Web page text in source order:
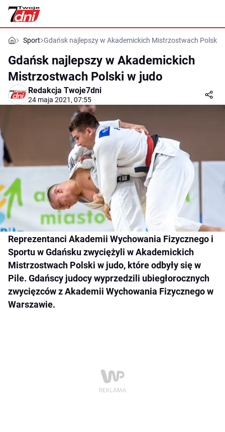
Sport Gdańsk najlepszy w Akademickich Mistrzostwach Polski
Gdańsk najlepszy w Akademickich
Mistrzostwach Polski w judo
Redakcja Twoje7dni
24 maja 2021, 07:55
Reprezentanci Akademii Wychowania Fizycznego i
Sportu w Gdańsku zwyciężyli w Akademickich
Mistrzostwach Polski w judo, które odbyły się w
Pile. Gdańscy judocy wyprzedzili ubiegłorocznych
zwycięzców z Akademii Wychowania Fizycznego w
Warszawie.